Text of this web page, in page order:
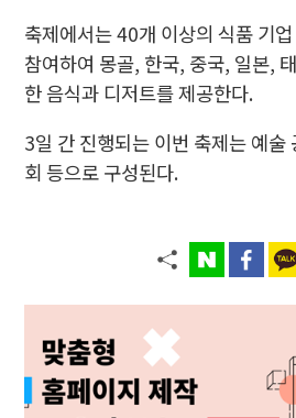
축제에서는 40개 이상의 식품 기
참여하여 몽골, 한국, 중국, 일본,
한 음식과 디저트를 제공한다.
3일 간 진행되는 이번 축제는 예술
회 등으로 구성된다.